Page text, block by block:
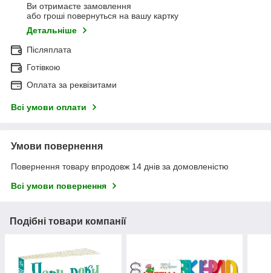
Ви отримаєте замовлення
або гроші повернуться на вашу картку
Детальніше
Післяплата
Готівкою
Оплата за реквізитами
Всі умови оплати
Умови повернення
Повернення товару впродовж 14 днів за домовленістю
Всі умови повернення
Подібні товари компанії